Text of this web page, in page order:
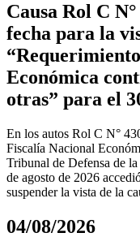
Causa Rol C
fecha para la
Económica
otras” para el
En los autos Rol C N°
Fiscalía Nacional
Tribunal de Defensa de
de agosto de 2026
suspender la vista de la
04/08/2026